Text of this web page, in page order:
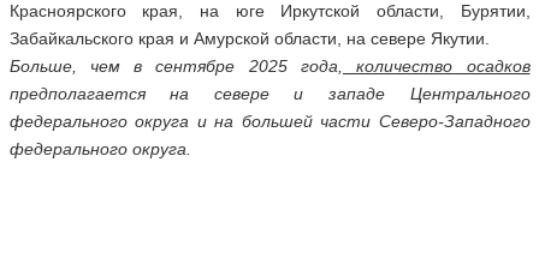
Красноярского края, на юге Иркутской области, Бурятии,
Забайкальского края и Амурской области, на севере Якутии.
Больше, чем в сентябре 2025 года, количество осадков
предполагается на севере и западе Центрального
федерального округа и на большей части Северо-Западного
федерального округа.